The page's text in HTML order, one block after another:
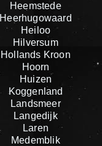
Heemstede
Heerhugowaard
Heiloo
Hilversum
Hollands Kroon
Hoorn
Huizen
Koggenland
Landsmeer
Langedijk
Laren
Medemblik